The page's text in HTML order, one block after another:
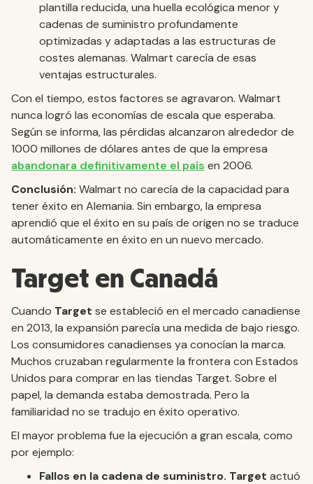
plantilla reducida, una huella ecológica menor y
cadenas de suministro profundamente
optimizadas y adaptadas a las estructuras de
costes alemanas. Walmart carecía de esas
ventajas estructurales.
Con el tiempo, estos factores se agravaron. Walmart
nunca logró las economías de escala que esperaba.
Según se informa, las pérdidas alcanzaron alrededor de
1000 millones de dólares antes de que la empresa
abandonara definitivamente el país en 2006.
Conclusión: Walmart no carecía de la capacidad para
tener éxito en Alemania. Sin embargo, la empresa
aprendió que el éxito en su país de origen no se traduce
automáticamente en éxito en un nuevo mercado.
Target en Canadá
Cuando Target se estableció en el mercado canadiense
en 2013, la expansión parecía una medida de bajo riesgo.
Los consumidores canadienses ya conocían la marca.
Muchos cruzaban regularmente la frontera con Estados
Unidos para comprar en las tiendas Target. Sobre el
papel, la demanda estaba demostrada. Pero la
familiaridad no se tradujo en éxito operativo.
El mayor problema fue la ejecución a gran escala, como
por ejemplo:
Fallos en la cadena de suministro. Target actuó